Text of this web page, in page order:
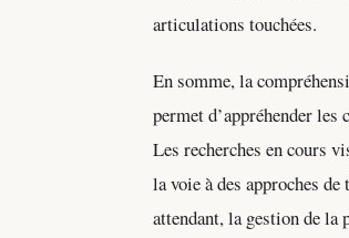
articulations touchées.
En somme, la
permet d’appréhender
Les recherches en cours
la voie à des approches
attendant, la gestion de